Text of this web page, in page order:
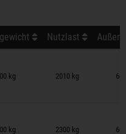
Nutzlast
kg 2010 kg
kg 2300 kg